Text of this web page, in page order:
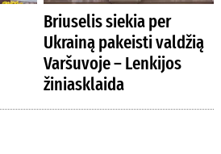
Briuselis siekia per
Ukrainą pakeisti valdžią
Varšuvoje – Lenkijos
žiniasklaida